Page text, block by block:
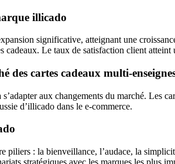
illicado
significative, atteignant une
cadeaux. Le taux de satisfaction client atteint
des cartes cadeaux multi-
aux changements du marché. Les
d’illicado dans le e-commerce.
piliers : la bienveillance, l’audace, la